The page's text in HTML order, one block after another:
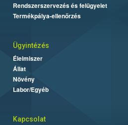
Rendszerszervezés és felügyelet
Termékpálya-ellenőrzés
Ügyintézés
Élelmiszer
Állat
Növény
Labor/Egyéb
Kapcsolat